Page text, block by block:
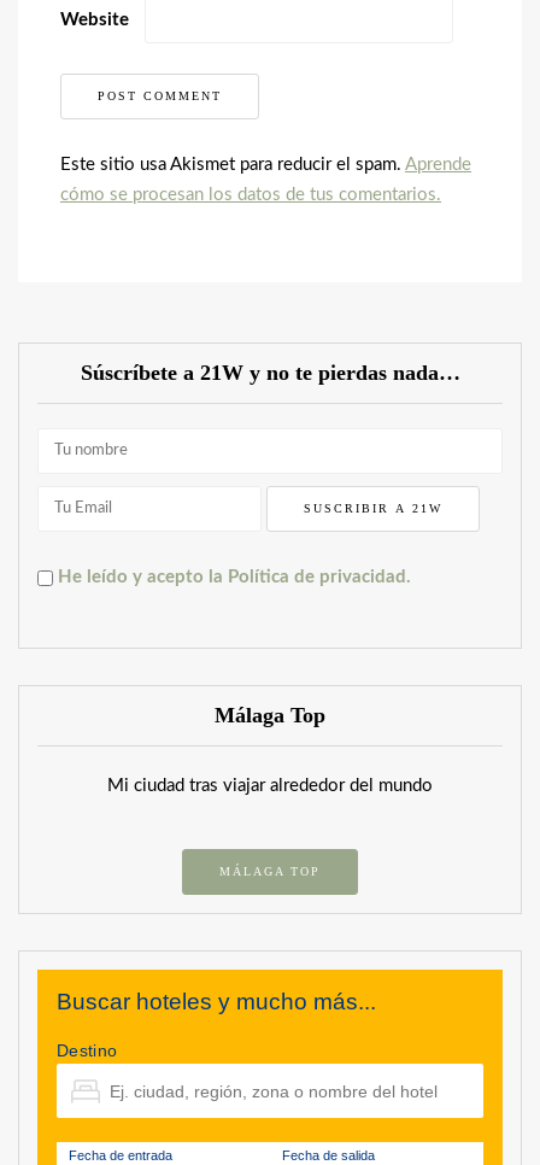
Website
Este sitio usa Akismet para reducir el spam. Aprende
cómo se procesan los datos de tus comentarios.
Súscríbete a 21W y no te pierdas nada…
He leído y acepto la Política de privacidad.
Málaga Top
Mi ciudad tras viajar alrededor del mundo
MÁLAGA TOP
Buscar hoteles y mucho más...
Destino
Fecha de entrada Fecha de salida